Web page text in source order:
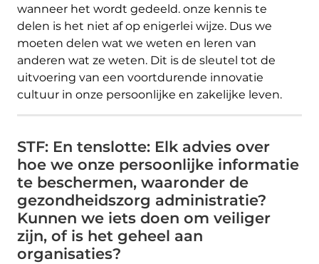
wanneer het wordt gedeeld. onze kennis te
delen is het niet af op enigerlei wijze. Dus we
moeten delen wat we weten en leren van
anderen wat ze weten. Dit is de sleutel tot de
uitvoering van een voortdurende innovatie
cultuur in onze persoonlijke en zakelijke leven.
STF: En tenslotte: Elk advies over
hoe we onze persoonlijke informatie
te beschermen, waaronder de
gezondheidszorg administratie?
Kunnen we iets doen om veiliger
zijn, of is het geheel aan
organisaties?